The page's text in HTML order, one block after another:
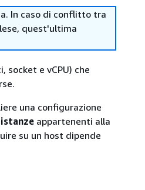
In caso di conflitto tra
quest'ultima
socket e vCPU) che
una configurazione
appartenenti alla
su un host dipende